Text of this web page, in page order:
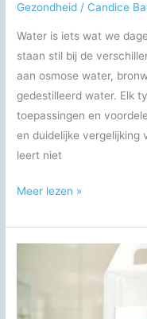
Gezondheid /Candice
Water is iets wat we
staan stil bij de
aan osmose water,
gedestilleerd water. Elk
toepassingen en
en duidelijke vergelijking
leert niet
Osmose
vs
Meer lezen »